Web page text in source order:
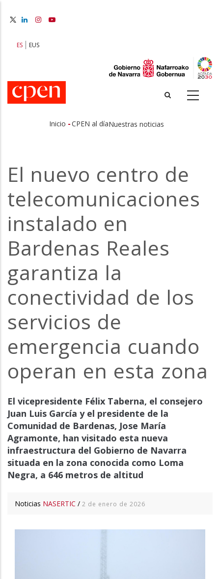
principal
ES EUS
de
ayuda
a
la
navegación
Inicio -CPEN al díaNuestras noticias
El nuevo centro de
telecomunicaciones
instalado en
Bardenas Reales
garantiza la
conectividad de los
servicios de
emergencia cuando
operan en esta zona
El vicepresidente Félix Taberna, el consejero
Juan Luis García y el presidente de la
Comunidad de Bardenas, Jose María
Agramonte, han visitado esta nueva
infraestructura del Gobierno de Navarra
situada en la zona conocida como Loma
Negra, a 646 metros de altitud
Noticias NASERTIC / 2 de enero de 2026